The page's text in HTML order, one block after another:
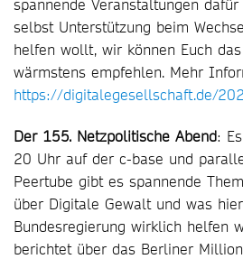
spannende Veranstaltungen
selbst Unterstützung beim
helfen wollt, wir können Euch
wärmstens empfehlen. Mehr
https://digitalegesellschaft.de/
Der 155. Netzpolitische Abend:
20 Uhr auf der c-base und
Peertube gibt es spannende
über Digitale Gewalt und was
Bundesregierung wirklich helfen
berichtet über das Berliner